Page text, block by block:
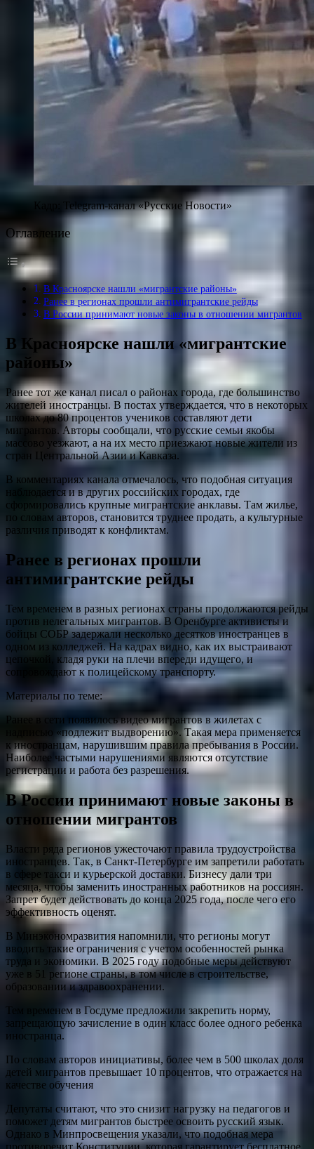
Кадр: Telegram-канал «Русские Новости»
Оглавление
В Красноярске нашли «мигрантские районы»
Ранее в регионах прошли антимигрантские рейды
В России принимают новые законы в отношении мигрантов
В Красноярске нашли «мигрантские
районы»
Ранее тот же канал писал о районах города, где большинство
жителей иностранцы. В постах утверждается, что в некоторых
школах до 80 процентов учеников составляют дети
мигрантов. Авторы сообщали, что русские семьи якобы
массово уезжают, а на их место приезжают новые жители из
стран Центральной Азии и Кавказа.
В комментариях канала отмечалось, что подобная ситуация
наблюдается и в других российских городах, где
сформировались крупные мигрантские анклавы. Там жилье,
по словам авторов, становится труднее продать, а культурные
различия приводят к конфликтам.
Ранее в регионах прошли
антимигрантские рейды
Тем временем в разных регионах страны продолжаются рейды
против нелегальных мигрантов. В Оренбурге активисты и
бойцы СОБР задержали несколько десятков иностранцев в
одном из колледжей. На кадрах видно, как их выстраивают
цепочкой, кладя руки на плечи впереди идущего, и
сопровождают к полицейскому транспорту.
Материалы по теме:
Ранее в сети появилось видео мигрантов в жилетах с
надписью «подлежит выдворению». Такая мера применяется
к иностранцам, нарушившим правила пребывания в России.
Наиболее частыми нарушениями являются отсутствие
регистрации и работа без разрешения.
В России принимают новые законы в
отношении мигрантов
Власти ряда регионов ужесточают правила трудоустройства
иностранцев. Так, в Санкт-Петербурге им запретили работать
в сфере такси и курьерской доставки. Бизнесу дали три
месяца, чтобы заменить иностранных работников на россиян.
Запрет будет действовать до конца 2025 года, после чего его
эффективность оценят.
В Минэкономразвития напомнили, что регионы могут
вводить такие ограничения с учетом особенностей рынка
труда и экономики. В 2025 году подобные меры действуют
уже в 51 регионе страны, в том числе в строительстве,
образовании и здравоохранении.
Тем временем в Госдуме предложили закрепить норму,
запрещающую зачисление в один класс более одного ребенка
иностранца.
По словам авторов инициативы, более чем в 500 школах доля
детей мигрантов превышает 10 процентов, что отражается на
качестве обучения
Депутаты считают, что это снизит нагрузку на педагогов и
поможет детям мигрантов быстрее освоить русский язык.
Однако в Минпросвещения указали, что подобная мера
противоречит Конституции, которая гарантирует бесплатное